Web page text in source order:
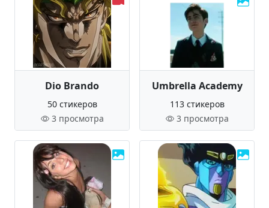
Dio Brando
50 стикеров
3 просмотра
Umbrella Academy
113 стикеров
3 просмотра